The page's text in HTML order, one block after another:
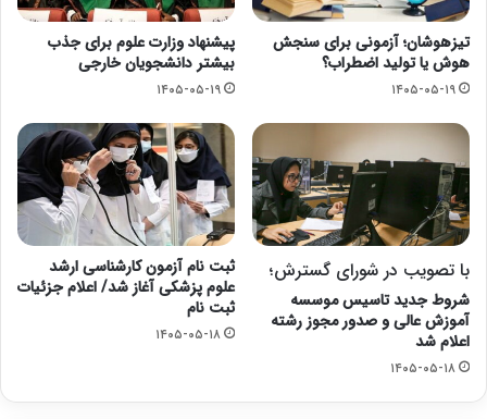
تیزهوشان؛ آزمونی برای سنجش
هوش یا تولید اضطراب؟
۱۴۰۵-۰۵-۱۹
پیشنهاد وزارت علوم برای جذب
بیشتر دانشجویان خارجی
۱۴۰۵-۰۵-۱۹
با تصویب در شورای گسترش؛
شروط جدید تاسیس موسسه
آموزش عالی و صدور مجوز رشته
اعلام شد
۱۴۰۵-۰۵-۱۸
ثبت نام آزمون کارشناسی ارشد
علوم پزشکی آغاز شد/ اعلام جزئیات
ثبت نام
۱۴۰۵-۰۵-۱۸